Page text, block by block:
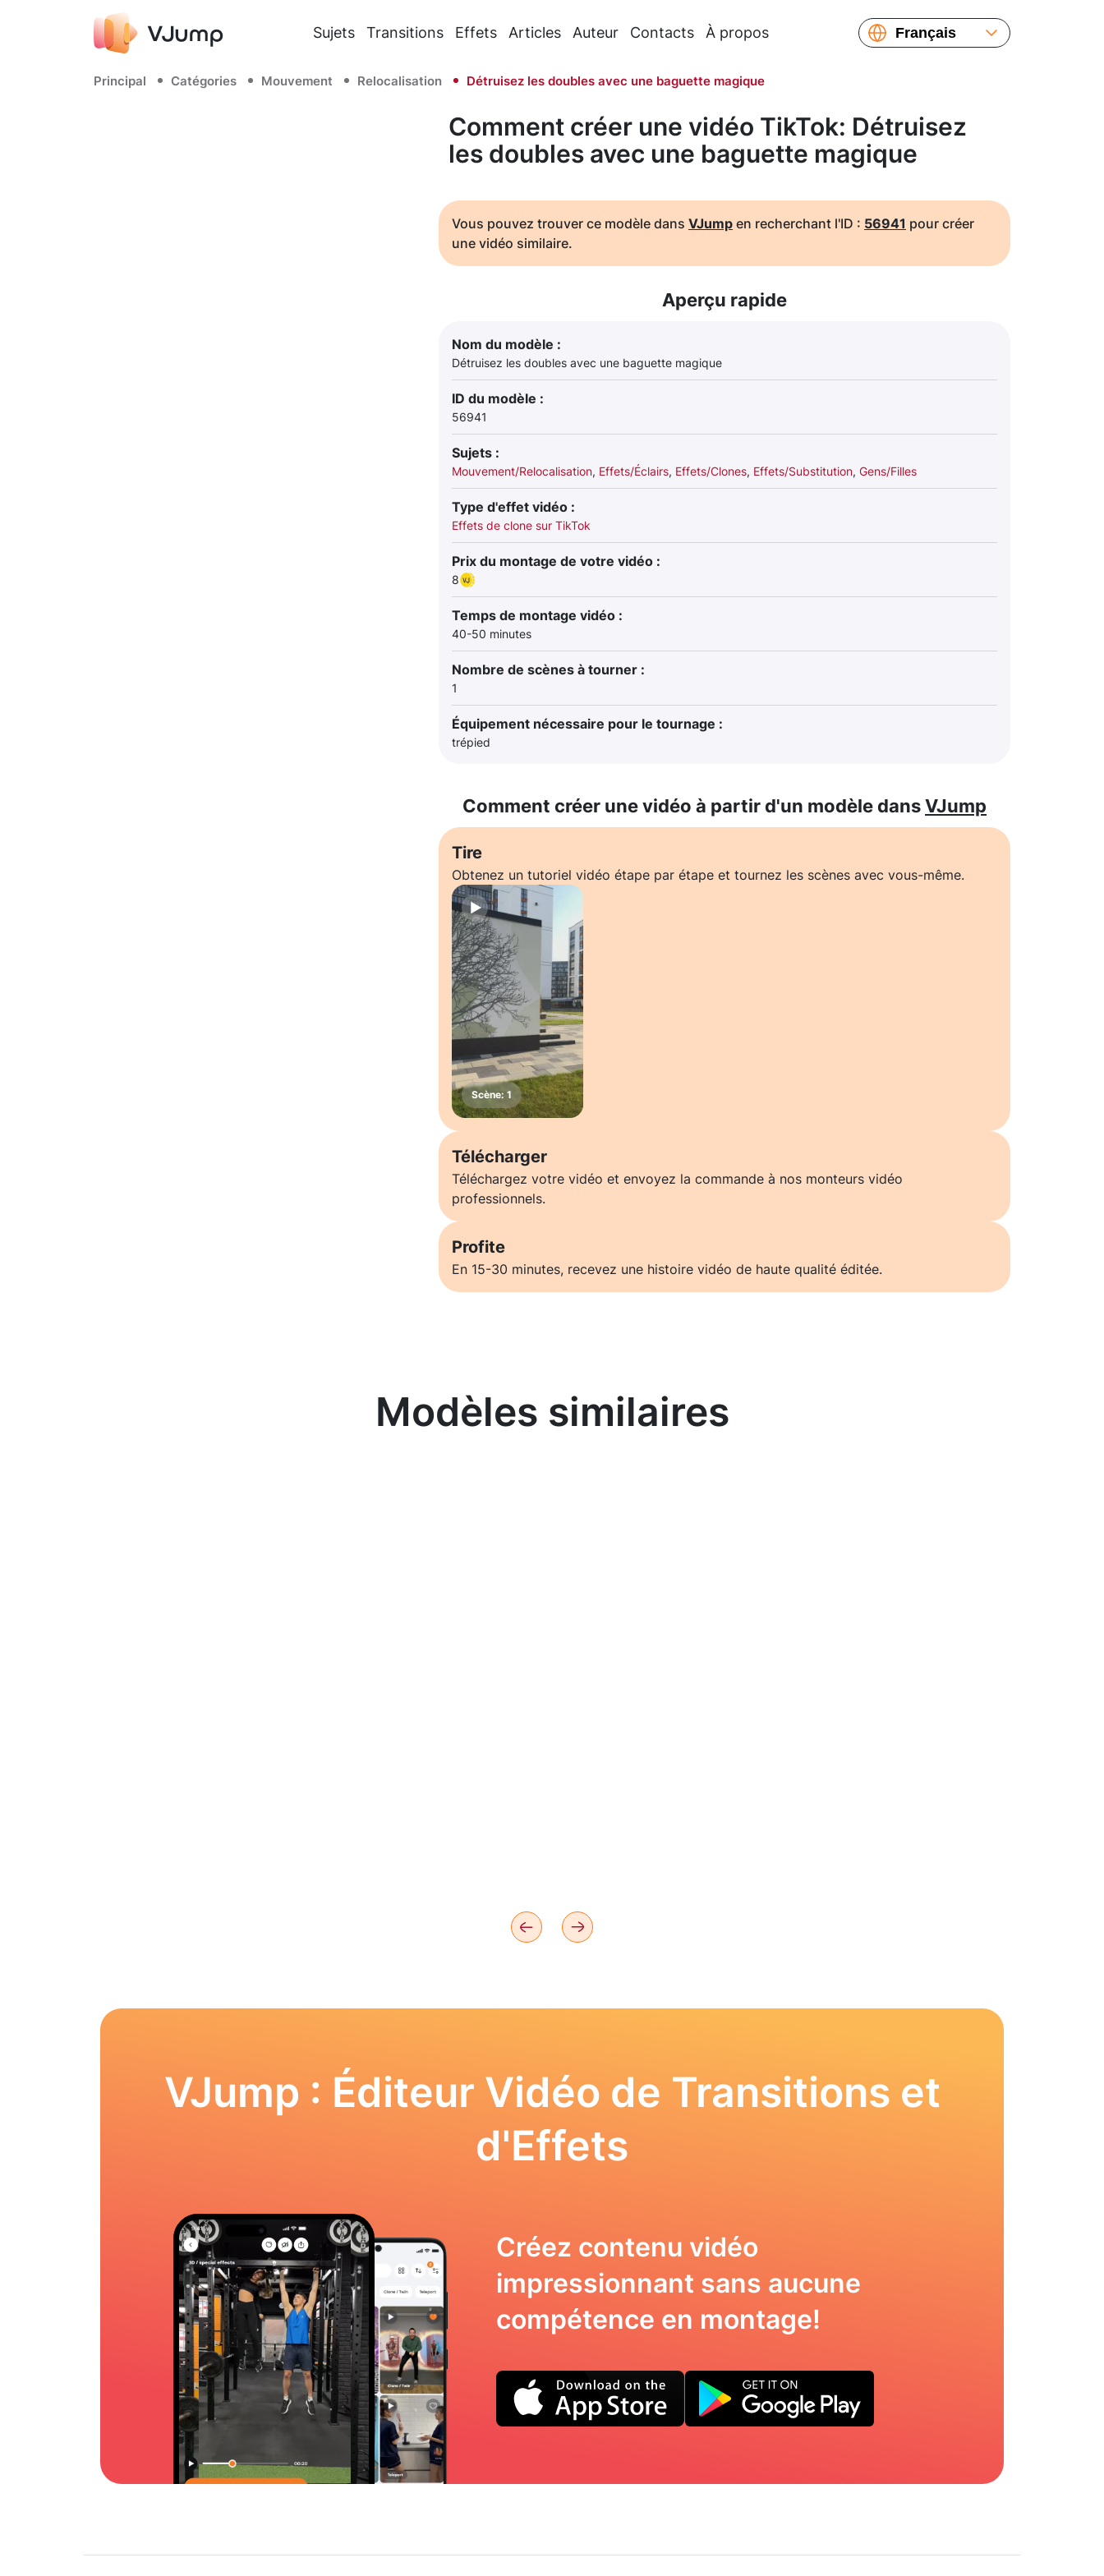
Sujets Transitions Effets Articles Auteur Contacts À propos
Français
Українська
繁體中文
Principal Catégories Mouvement Relocalisation Détruisez les doubles avec une baguette magique
Comment créer une vidéo TikTok: Détruisez
les doubles avec une baguette magique
Vous pouvez trouver ce modèle dans VJump en recherchant l'ID : 56941 pour créer
une vidéo similaire.
Aperçu rapide
Nom du modèle :
Détruisez les doubles avec une baguette magique
ID du modèle :
56941
Sujets :
Mouvement/Relocalisation, Effets/Éclairs, Effets/Clones, Effets/Substitution, Gens/Filles
Type d'effet vidéo :
Effets de clone sur TikTok
Prix du montage de votre vidéo :
8
Temps de montage vidéo :
40-50 minutes
Nombre de scènes à tourner :
1
Équipement nécessaire pour le tournage :
trépied
Comment créer une vidéo à partir d'un modèle dansVJump
Tire
Obtenez un tutoriel vidéo étape par étape et tournez les scènes avec vous-même.
Télécharger
Téléchargez votre vidéo et envoyez la commande à nos monteurs vidéo
professionnels.
Profite
En 15-30 minutes, recevez une histoire vidéo de haute qualité éditée.
Modèles similaires
VJump : Éditeur Vidéo de Transitions et
d'Effets
Créez contenu vidéo
impressionnant sans aucune
compétence en montage!